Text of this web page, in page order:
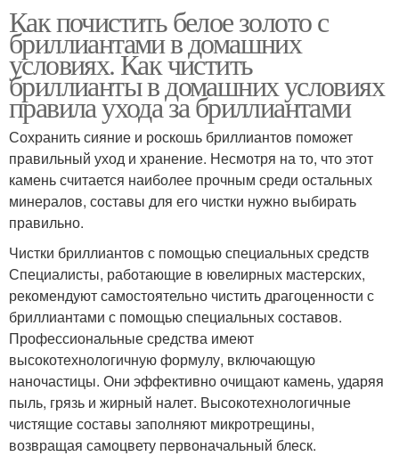
Как почистить белое золото с
бриллиантами в домашних
условиях. Как чистить
бриллианты в домашних условиях
правила ухода за бриллиантами
Сохранить сияние и роскошь бриллиантов поможет
правильный уход и хранение. Несмотря на то, что этот
камень считается наиболее прочным среди остальных
минералов, составы для его чистки нужно выбирать
правильно.
Чистки бриллиантов с помощью специальных средств
Специалисты, работающие в ювелирных мастерских,
рекомендуют самостоятельно чистить драгоценности с
бриллиантами с помощью специальных составов.
Профессиональные средства имеют
высокотехнологичную формулу, включающую
наночастицы. Они эффективно очищают камень, ударяя
пыль, грязь и жирный налет. Высокотехнологичные
чистящие составы заполняют микротрещины,
возвращая самоцвету первоначальный блеск.